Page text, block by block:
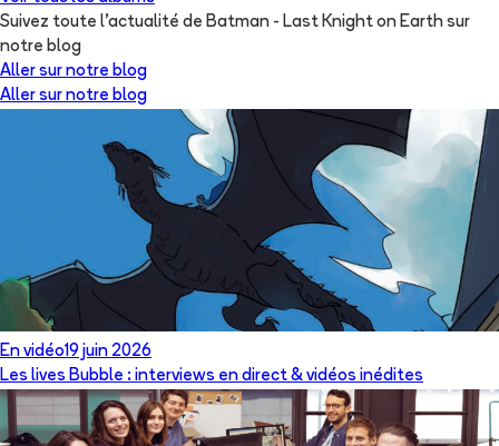
Suivez toute l'actualité de Batman - Last Knight on Earth sur
notre blog
Aller sur notre blog
Aller sur notre blog
En vidéo19 juin 2026
Les lives Bubble : interviews en direct & vidéos inédites